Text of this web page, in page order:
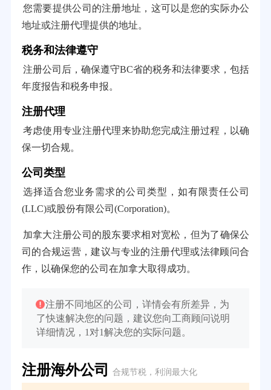
您需要提供公司的注册地址，这可以是您的实际办公
地址或注册代理提供的地址。
税务和法律遵守
注册公司后，确保遵守BC省的税务和法律要求，包括
年度报告和税务申报。
注册代理
考虑使用专业注册代理来协助您完成注册过程，以确
保一切合规。
公司类型
选择适合您业务需求的公司类型，如有限责任公司
(LLC)或股份有限公司(Corporation)。
加拿大注册公司的股东要求相对宽松，但为了确保公
司的合规运营，建议与专业的注册代理或法律顾问合
作，以确保您的公司在加拿大取得成功。
注册不同地区的公司，详情会有所差异，为
了快速解决您的问题，建议您向工商顾问说明
详细情况，1对1解决您的实际问题。
注册海外公司 合规节税，利润最大化